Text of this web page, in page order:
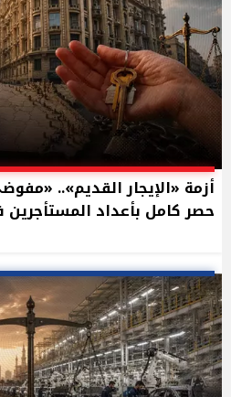
أزمة «الإيجار القديم»..
حصر كامل بأعداد